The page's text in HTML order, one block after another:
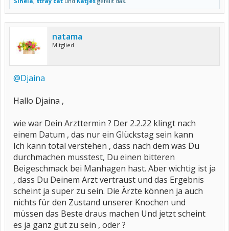
natama
Mitglied
@Djaina
Hallo Djaina ,
wie war Dein Arzttermin ? Der 2.2.22 klingt nach
einem Datum , das nur ein Glückstag sein kann
Ich kann total verstehen , dass nach dem was Du
durchmachen musstest, Du einen bitteren
Beigeschmack bei Manhagen hast. Aber wichtig ist ja
, dass Du Deinem Arzt vertraust und das Ergebnis
scheint ja super zu sein. Die Ärzte können ja auch
nichts für den Zustand unserer Knochen und
müssen das Beste draus machen Und jetzt scheint
es ja ganz gut zu sein , oder ?